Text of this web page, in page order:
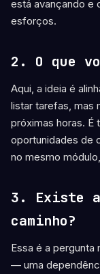
está avançando e
esforços.
2. O que
Aqui, a ideia é
listar tarefas, mas
próximas horas. É
oportunidades de
no mesmo
3. Existe
caminho?
Essa é a pergunta
— uma